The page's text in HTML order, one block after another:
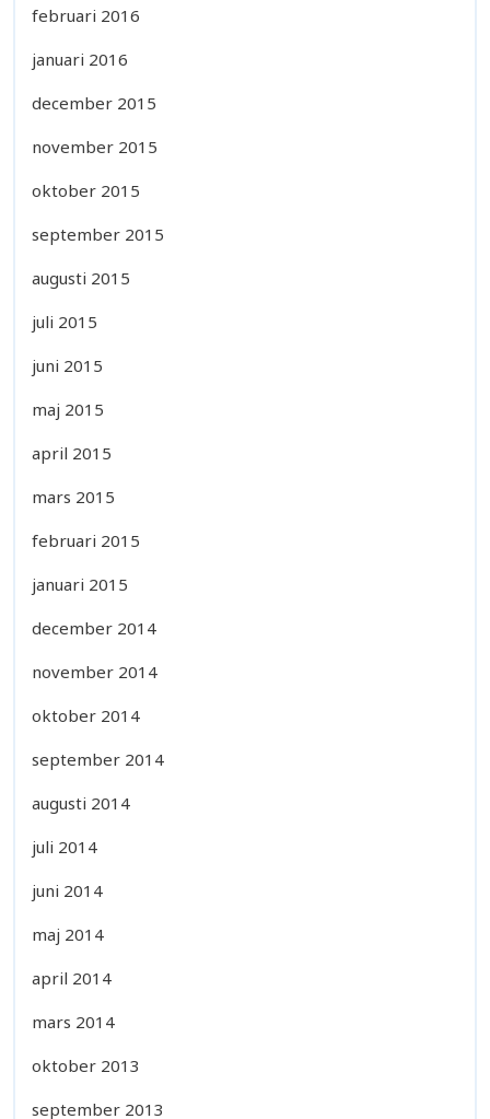
februari 2016
januari 2016
december 2015
november 2015
oktober 2015
september 2015
augusti 2015
juli 2015
juni 2015
maj 2015
april 2015
mars 2015
februari 2015
januari 2015
december 2014
november 2014
oktober 2014
september 2014
augusti 2014
juli 2014
juni 2014
maj 2014
april 2014
mars 2014
oktober 2013
september 2013